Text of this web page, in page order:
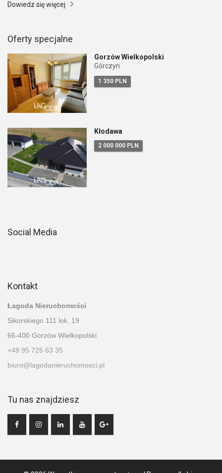
Dowiedz się więcej
Oferty specjalne
Gorzów Wielkopolski
Górczyn
1 350 PLN
Kłodawa
2 000 000 PLN
Social Media
Kontakt
Łagoda Nieruchomości
Sikorskiego 111 lok. 19
66-400 Gorzów Wielkopolski
+48 95 725 63 35
biuro@lagodanieruchomosci.pl
Tu nas znajdziesz